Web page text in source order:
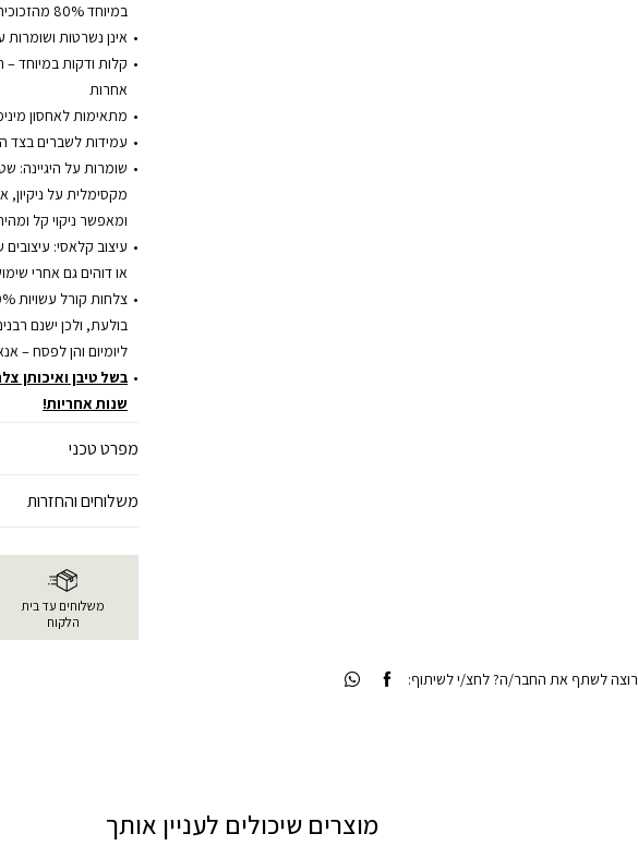
במיוחד 80% מהזכוכית ממוחזרת ושומרת על עולם ירוק יותר
אינן נשרטות
קלות ודקות במיוחד
אחרות
מתאימות לאחסון
עמידות לשברים בצד
שומרות על היגיינה:
מקסימלית על ניקיון,
ומאפשר ניקוי קל
עיצוב קלאסי:
או דוהים גם אחרי
בולעת, ולכן ישנם
ליומיום והן לפסח –
שנות אחריות!
מפרט טכני
משלוחים והחזרות
משלוחים עד בית
הלקוח
רוצה לשתף את החבר/ה? לחצ/י לשיתוף:
מוצרים שיכולים לעניין אותך